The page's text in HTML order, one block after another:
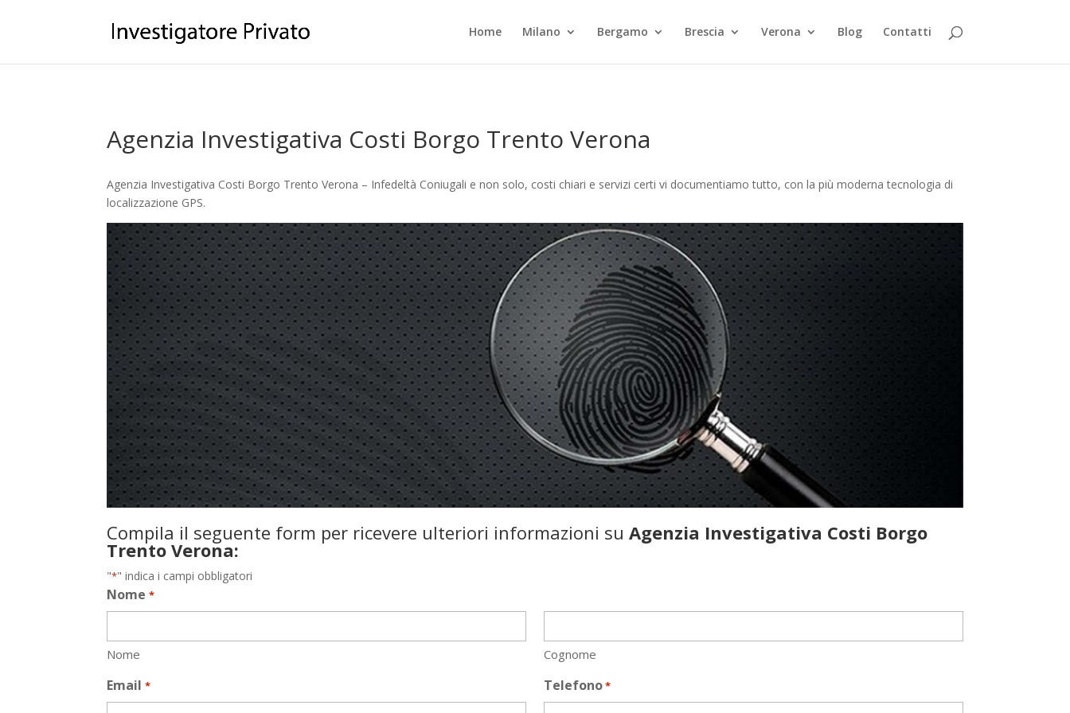
Home Milano Bergamo Brescia Verona Blog Contatti
Agenzia Investigativa Costi Borgo Trento Verona
Agenzia Investigativa Costi Borgo Trento Verona – Infedeltà Coniugali e non solo, costi chiari e servizi certi vi documentiamo tutto, con la più moderna tecnologia di
localizzazione GPS.
Compila il seguente form per ricevere ulteriori informazioni suAgenzia Investigativa Costi Borgo
Trento Verona:
"*" indica i campi obbligatori
Nome *
Nome Cognome
Email * Telefono*